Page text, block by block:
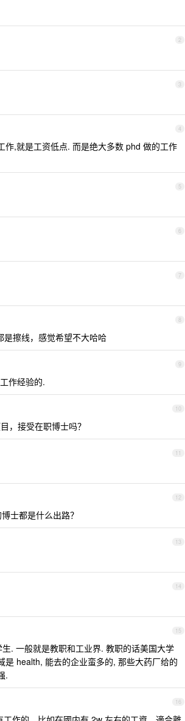
2
3
4
,就是工资低点. 而是绝大多数 phd 做的工作
5
6
7
8
擦线，感觉希望不大哈哈
9
作经验的.
10
，接受在职博士吗？
11
12
士都是什么出路？
13
14
15
. 一般就是教职和工业界. 教职的话美国大学
health, 能去的企业蛮多的, 那些大药厂给的
.
16